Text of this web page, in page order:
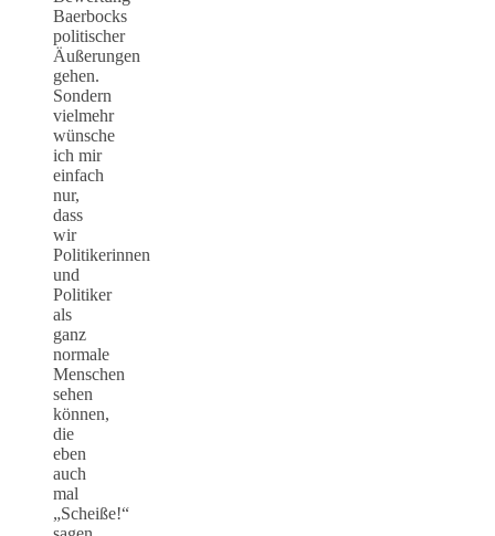
Baerbocks
politischer
Äußerungen
gehen.
Sondern
vielmehr
wünsche
ich mir
einfach
nur,
dass
wir
Politikerinnen
und
Politiker
als
ganz
normale
Menschen
sehen
können,
die
eben
auch
mal
„Scheiße!“